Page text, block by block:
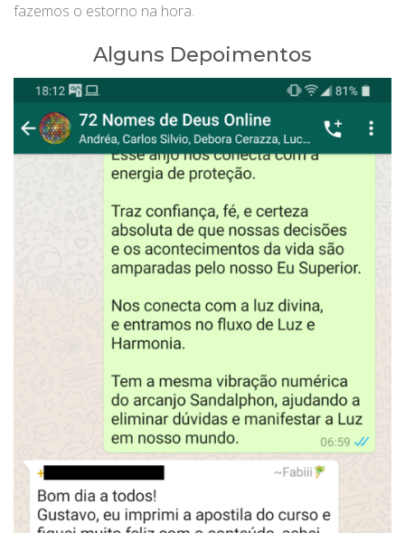
fazemos o estorno na hora.
Alguns Depoimentos